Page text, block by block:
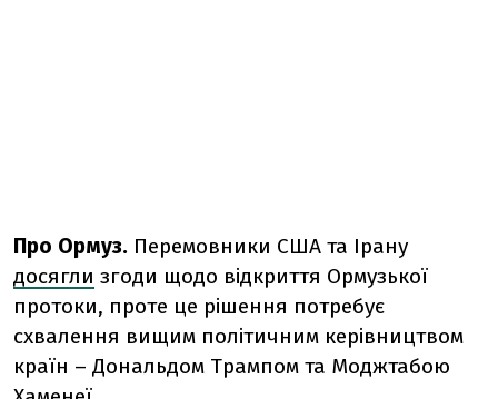
Про Ормуз. Перемовники США та Ірану
досягли згоди щодо відкриття Ормузької
протоки, проте це рішення потребує
схвалення вищим політичним керівництвом
країн – Дональдом Трампом та Моджтабою